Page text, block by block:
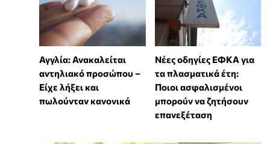
Αγγλία: Ανακαλείται
αντηλιακό προσώπου –
Είχε λήξει και
πωλούνταν κανονικά
Νέες οδηγίες ΕΦΚΑ για
τα πλασματικά έτη:
Ποιοι ασφαλισμένοι
μπορούν να ζητήσουν
επανεξέταση